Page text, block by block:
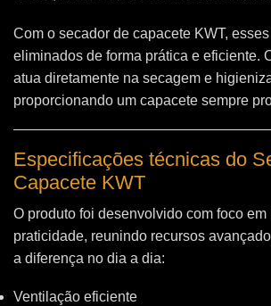
Com o secador de capacete KWT,
eliminados de forma prática e eficiente.
atua diretamente na secagem e
proporcionando um capacete sempre
Especificações técnicas do
Capacete KWT
O produto foi desenvolvido com foco em
praticidade, reunindo recursos
a diferença no dia a dia:
Ventilação eficiente